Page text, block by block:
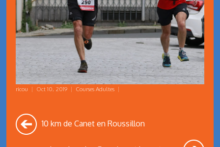
ricou | Oct 10, 2019 | Courses Adultes |
10 km de Canet en Roussillon